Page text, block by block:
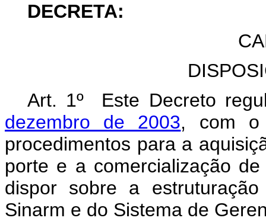
DECRETA:
Art. 1º Este Decreto
dezembro de 2003, com o
procedimentos para a
porte e a comercialização
dispor sobre a
Sinarm e do Sistema de